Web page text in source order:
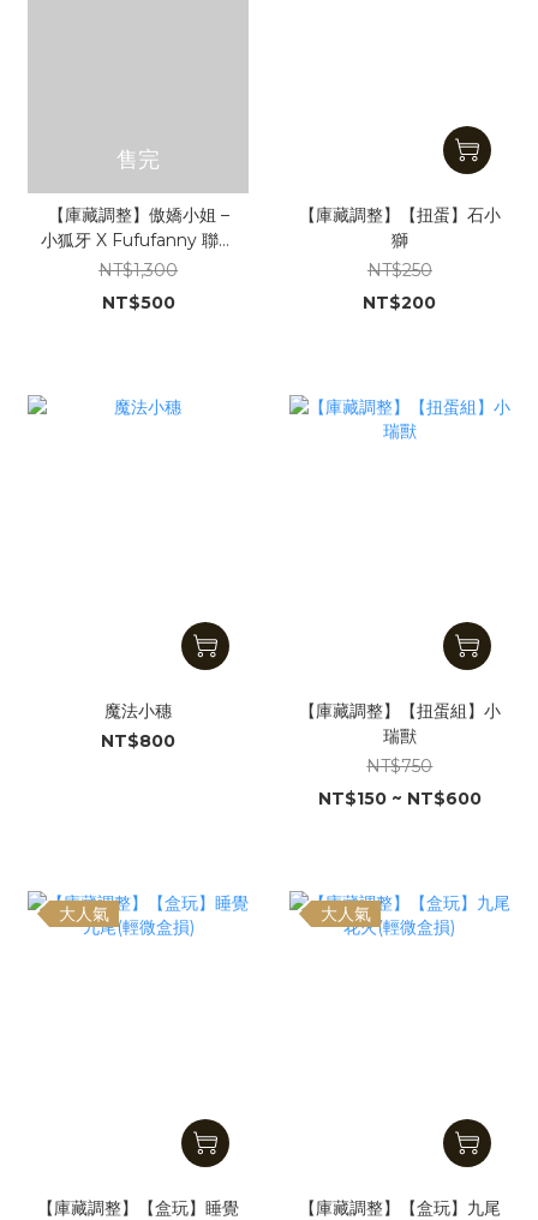
售完
【庫藏調整】傲嬌小姐 –
小狐牙 X Fufufanny 聯名
(輕微盒損)
NT$1,300
NT$500
【庫藏調整】【扭蛋】石小
獅
NT$250
NT$200
魔法小穗
NT$800
【庫藏調整】【扭蛋組】小
瑞獸
NT$750
NT$150 ~ NT$600
大人氣
【庫藏調整】【盒玩】睡覺
大人氣
【庫藏調整】【盒玩】九尾